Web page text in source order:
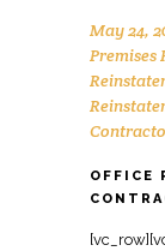
May 24,
Premises
OFFICE